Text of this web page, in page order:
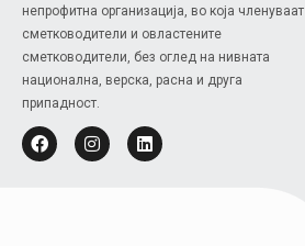
непрофитна организација, во која членуваат
сметководители и овластените
сметководители, без оглед на нивната
национална, верска, расна и друга
припадност.